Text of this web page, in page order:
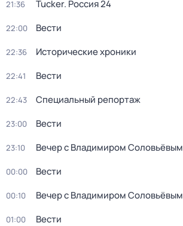
21:36 Tucker. Россия 24
22:00 Вести
22:36 Исторические хроники
22:41 Вести
22:43 Специальный репортаж
23:00 Вести
23:10 Вечер с Владимиром Соловьёвым
00:00 Вести
00:10 Вечер с Владимиром Соловьёвым
01:00 Вести